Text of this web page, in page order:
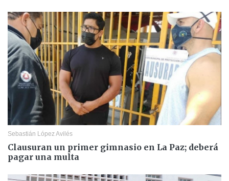
Sebastián López Avilés
Clausuran un primer gimnasio en La Paz; deberá
pagar una multa